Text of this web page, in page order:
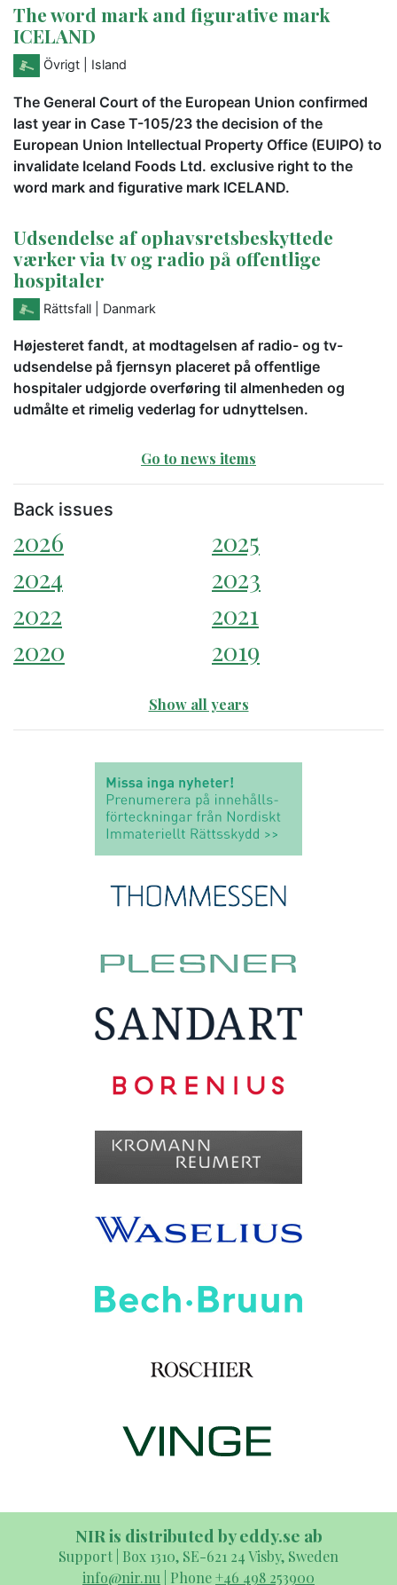
The word mark and figurative mark
ICELAND
Övrigt | Island
The General Court of the European Union confirmed
last year in Case T-105/23 the decision of the
European Union Intellectual Property Office (EUIPO) to
invalidate Iceland Foods Ltd. exclusive right to the
word mark and figurative mark ICELAND.
Udsendelse af ophavsretsbeskyttede
værker via tv og radio på offentlige
hospitaler
Rättsfall | Danmark
Højesteret fandt, at modtagelsen af radio- og tv-
udsendelse på fjernsyn placeret på offentlige
hospitaler udgjorde overføring til almenheden og
udmålte et rimelig vederlag for udnyttelsen.
Go to news items
Back issues
2026
2025
2024
2023
2022
2021
2020
2019
Show all years
NIR is distributed by eddy.se ab
Support | Box 1310, SE-621 24 Visby, Sweden
info@nir.nu | Phone+46 498 253900